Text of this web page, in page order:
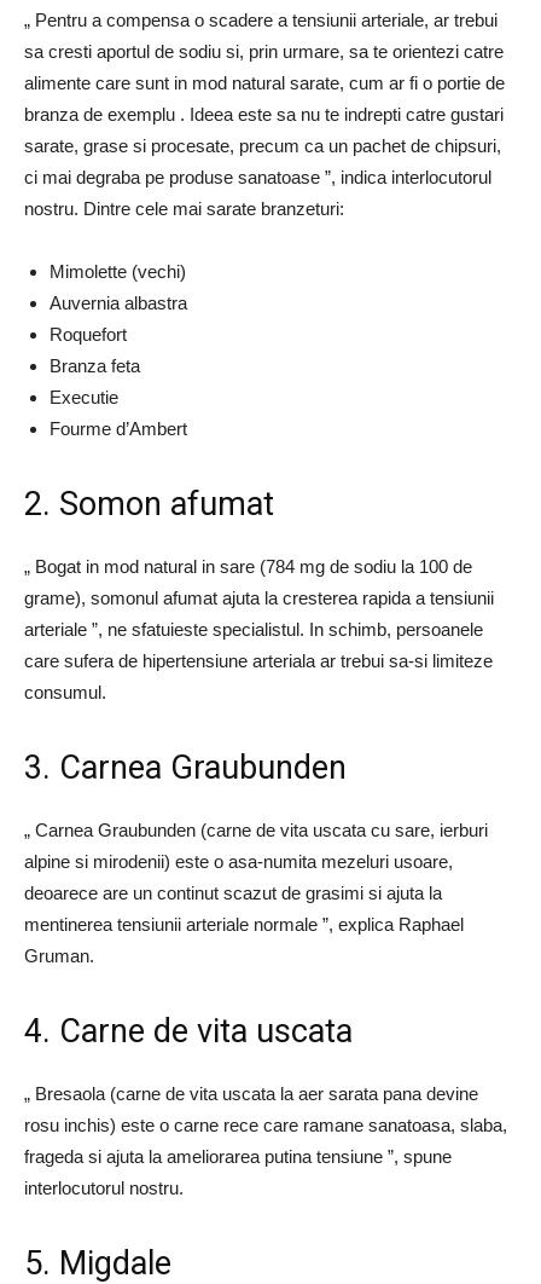
„ Pentru a compensa o scadere a tensiunii arteriale, ar trebui
sa cresti aportul de sodiu si, prin urmare, sa te orientezi catre
alimente care sunt in mod natural sarate, cum ar fi o portie de
branza de exemplu . Ideea este sa nu te indrepti catre gustari
sarate, grase si procesate, precum ca un pachet de chipsuri,
ci mai degraba pe produse sanatoase ”, indica interlocutorul
nostru. Dintre cele mai sarate branzeturi:
Mimolette (vechi)
Auvernia albastra
Roquefort
Branza feta
Executie
Fourme d’Ambert
2. Somon afumat
„ Bogat in mod natural in sare (784 mg de sodiu la 100 de
grame), somonul afumat ajuta la cresterea rapida a tensiunii
arteriale ”, ne sfatuieste specialistul. In schimb, persoanele
care sufera de hipertensiune arteriala ar trebui sa-si limiteze
consumul.
3. Carnea Graubunden
„ Carnea Graubunden (carne de vita uscata cu sare, ierburi
alpine si mirodenii) este o asa-numita mezeluri usoare,
deoarece are un continut scazut de grasimi si ajuta la
mentinerea tensiunii arteriale normale ”, explica Raphael
Gruman.
4. Carne de vita uscata
„ Bresaola (carne de vita uscata la aer sarata pana devine
rosu inchis) este o carne rece care ramane sanatoasa, slaba,
frageda si ajuta la ameliorarea putina tensiune ”, spune
interlocutorul nostru.
5. Migdale